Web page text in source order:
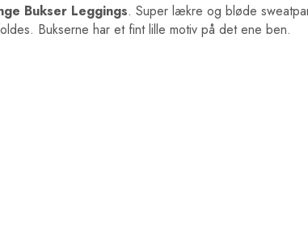
Bukser Leggings. Super lækre og bløde
Bukserne har et fint lille motiv på det ene ben.